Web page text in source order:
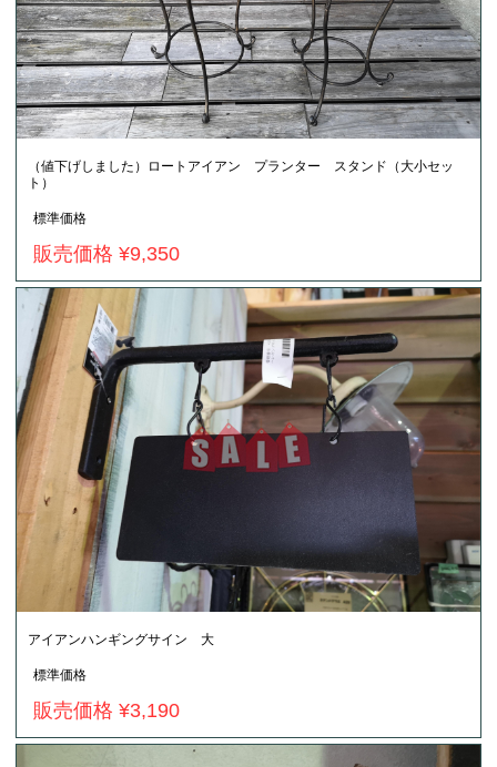
（値下げしました）ロートアイアン プランター スタンド（大小セッ
ト）
標準価格
販売価格 ¥9,350
アイアンハンギングサイン 大
標準価格
販売価格 ¥3,190